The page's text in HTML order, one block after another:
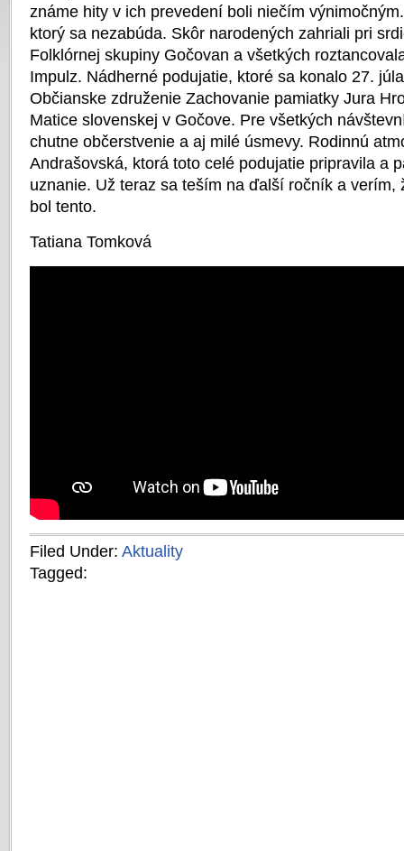
známe hity v ich prevedení boli niečím
ktorý sa nezabúda. Skôr narodených zahriali pri
Folklórnej skupiny Gočovan a všetkých
Impulz. Nádherné podujatie, ktoré sa konalo 27.
Občianske združenie Zachovanie pamiatky Jura
Matice slovenskej v Gočove. Pre všetkých
chutne občerstvenie a aj milé úsmevy. Rodinnú
Andrašovská, ktorá toto celé podujatie pripravila a
uznanie. Už teraz sa teším na ďalší ročník a verím,
bol tento.
Tatiana Tomková
Filed Under: Aktuality
Tagged: